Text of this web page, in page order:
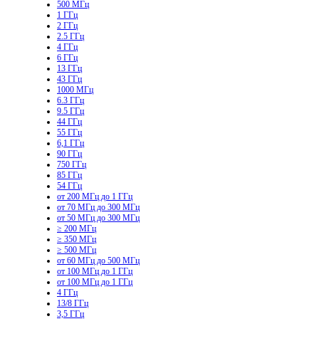
500 МГц
1 ГГц
2 ГГц
2.5 ГГц
4 ГГц
6 ГГц
13 ГГц
43 ГГц
1000 МГц
6.3 ГГц
9.5 ГГц
44 ГГц
55 ГГц
6,1 ГГц
90 ГГц
750 ГГц
85 ГГц
54 ГГц
от 200 МГц до 1 ГГц
от 70 МГц до 300 МГц
от 50 МГц до 300 МГц
≥ 200 МГц
≥ 350 МГц
≥ 500 МГц
от 60 МГц до 500 МГц
от 100 МГц до 1 ГГц
от 100 МГц до 1 ГГц
4 ГГц
13/8 ГГц
3,5 ГГц